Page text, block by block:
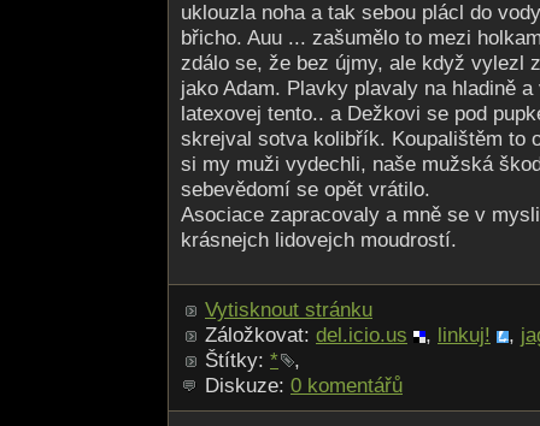
uklouzla noha a tak sebou plácl do
břicho. Auu ... zašumělo to mezi
zdálo se, že bez újmy, ale když vylezl
jako Adam. Plavky plavaly na hladině
latexovej tento.. a Dežkovi se pod
skrejval sotva kolibřík. Koupalištěm to
si my muži vydechli, naše mužská
sebevědomí se opět vrátilo.
Asociace zapracovaly a mně se v
krásnejch lidovejch moudrostí.
Vytisknout stránku
Záložkovat: del.icio.us , linkuj! ,
Štítky: *
,
Diskuze: 0 komentářů